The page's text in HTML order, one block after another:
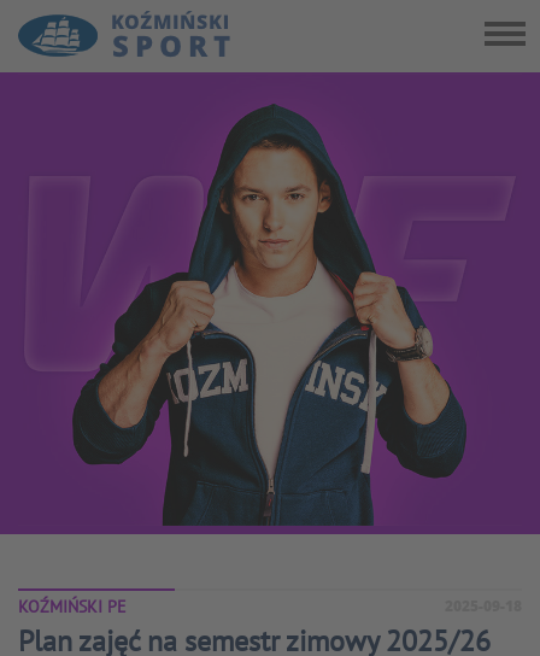
KOŹMIŃSKI PE
Plan zajęć na semestr zimowy 2025/26